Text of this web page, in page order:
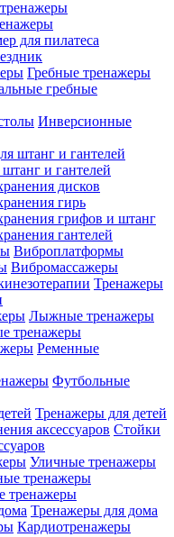
для пилатеса
Гребные тренажеры
гребные
Инверсионные
и гантелей
дисков
гирь
грифов и штанг
гантелей
Виброплатформы
Вибромассажеры
Тренажеры
Лыжные тренажеры
тренажеры
Ременные
Футбольные
Тренажеры для детей
Стойки
Уличные тренажеры
тренажеры
Тренажеры для дома
Кардиотренажеры